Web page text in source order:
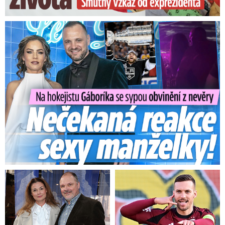
emotivního apelu.
Novou mutaci vzorky v Česku neodhalily
„Antigenní testy pokračují dále, nebudou
končit po 15. lednu a v současné době jsou
volné kapacity.Budeme reagovat na to, jaký
bude zájem. Je naším záměrem, aby antigenní
testování pokračovalo, dokud nebude
proočkovaná taková část populace, aby to mělo
epidemiologický dopad,“ uvedl ministr Blatný k
plošnému testování Čechů.
Výskyt nové mutace koronaviru, která je dle
Na Gáboríka se sypou obvinění z nevěry: Reakce manželky!